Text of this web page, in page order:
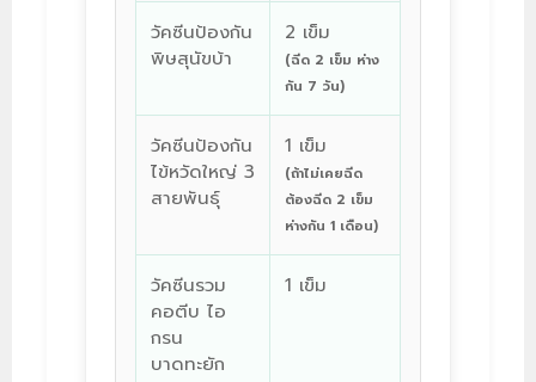
วัคซีนป้องกัน
พิษสุนัขบ้า
2 เข็ม
(ฉีด 2 เข็ม ห่าง
กัน 7 วัน)
วัคซีนป้องกัน
ไข้หวัดใหญ่ 3
สายพันธุ์
1 เข็ม
(ถ้าไม่เคยฉีด
ต้องฉีด 2 เข็ม
ห่างกัน 1 เดือน)
วัคซีนรวม
คอตีบ ไอ
กรน
บาดทะยัก
1 เข็ม